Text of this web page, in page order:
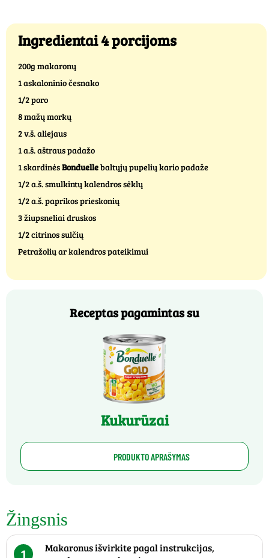
Ingredientai 4 porcijoms
200g makaronų
1 askaloninio česnako
1/2 poro
8 mažų morkų
2 v.š. aliejaus
1 a.š. aštraus padažo
1 skardinėsBonduellebaltųjų pupelių kario padaže
1/2 a.š. smulkintų kalendros sėklų
1/2 a.š. paprikos prieskonių
3 žiupsneliai druskos
1/2 citrinos sulčių
Petražolių ar kalendros pateikimui
Receptas pagamintas su
Kukurūzai
PRODUKTO APRAŠYMAS
Žingsnis
1
Makaronus išvirkite pagal instrukcijas,